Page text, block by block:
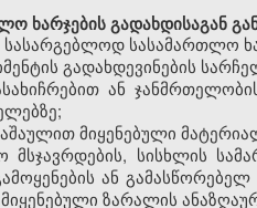
ხარჯების გადახდისაგან
სასარგებლოდ სასამართლო
გადახდევინების
ან
მიყენებული
მსჯავრდების, სისხლის
ან
ზარალის